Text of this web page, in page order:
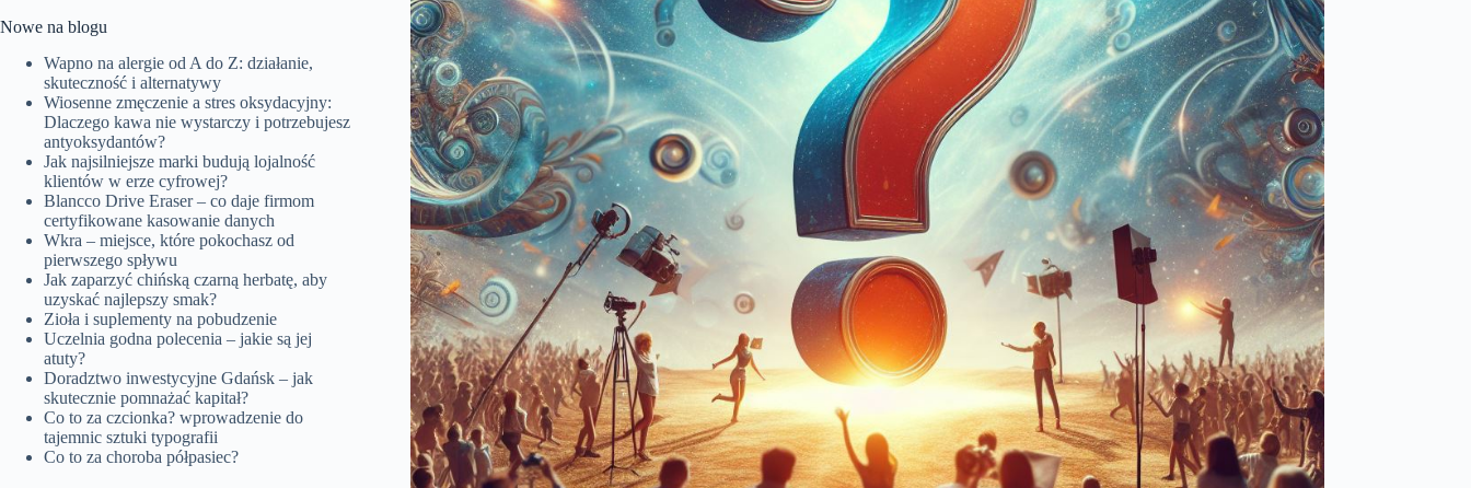
Nowe na blogu
Wapno na alergie od A do Z: działanie,
skuteczność i alternatywy
Wiosenne zmęczenie a stres oksydacyjny:
Dlaczego kawa nie wystarczy i potrzebujesz
antyoksydantów?
Jak najsilniejsze marki budują lojalność
klientów w erze cyfrowej?
Blancco Drive Eraser – co daje firmom
certyfikowane kasowanie danych
Wkra – miejsce, które pokochasz od
pierwszego spływu
Jak zaparzyć chińską czarną herbatę, aby
uzyskać najlepszy smak?
Zioła i suplementy na pobudzenie
Uczelnia godna polecenia – jakie są jej
atuty?
Doradztwo inwestycyjne Gdańsk – jak
skutecznie pomnażać kapitał?
Co to za czcionka? wprowadzenie do
tajemnic sztuki typografii
Co to za choroba półpasiec?